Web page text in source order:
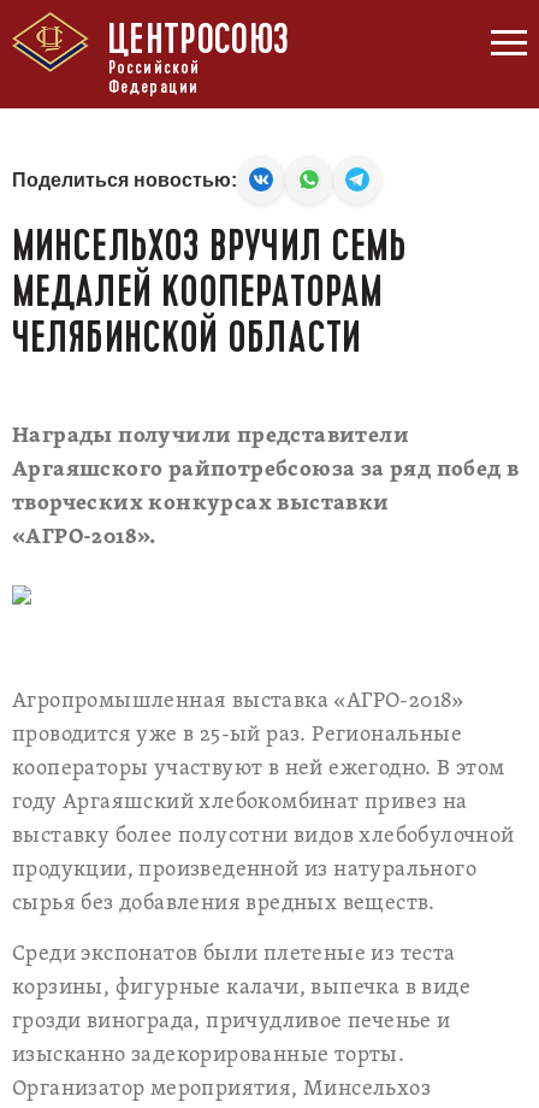
ЦЕНТРОСОЮЗ
Российской
Федерации
Поделиться новостью:
МИНСЕЛЬХОЗ ВРУЧИЛ СЕМЬ
МЕДАЛЕЙ КООПЕРАТОРАМ
ЧЕЛЯБИНСКОЙ ОБЛАСТИ
Награды получили представители
Аргаяшского райпотребсоюза за ряд побед в
творческих конкурсах выставки
«АГРО-2018».
Агропромышленная выставка «АГРО-2018»
проводится уже в 25-ый раз. Региональные
кооператоры участвуют в ней ежегодно. В этом
году Аргаяшский хлебокомбинат привез на
выставку более полусотни видов хлебобулочной
продукции, произведенной из натурального
сырья без добавления вредных веществ.
Среди экспонатов были плетеные из теста
корзины, фигурные калачи, выпечка в виде
грозди винограда, причудливое печенье и
изысканно задекорированные торты.
Организатор мероприятия, Минсельхоз